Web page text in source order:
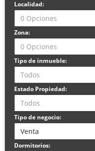
Localidad:
0 Opciones
Zona:
0 Opciones
Tipo de inmueble:
Todos
Estado Propiedad:
Todos
Tipo de negocio:
Venta
Dormitorios: